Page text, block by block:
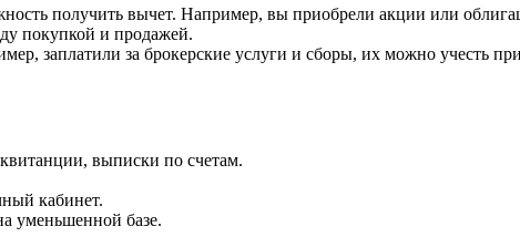
получить вычет. Например, вы приобрели акции или
покупкой и продажей.
заплатили за брокерские услуги и сборы, их можно учесть
выписки по счетам.
кабинет.
уменьшенной базе.